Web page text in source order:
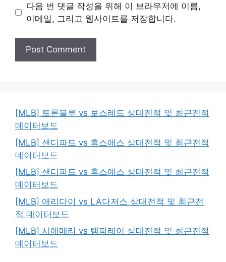
다음 번 댓글 작성을 위해 이 브라우저에 이름,
이메일, 그리고 웹사이트를 저장합니다.
[MLB] 토론블루 vs 보스레드 상대전적 및 최근전적
데이터보드
[MLB] 샌디파드 vs 휴스애스 상대전적 및 최근전적
데이터보드
[MLB] 샌디파드 vs 휴스애스 상대전적 및 최근전적
데이터보드
[MLB] 애리다이 vs LA다저스 상대전적 및 최근전
적 데이터보드
[MLB] 시애매리 vs 탬파레이 상대전적 및 최근전적
데이터보드